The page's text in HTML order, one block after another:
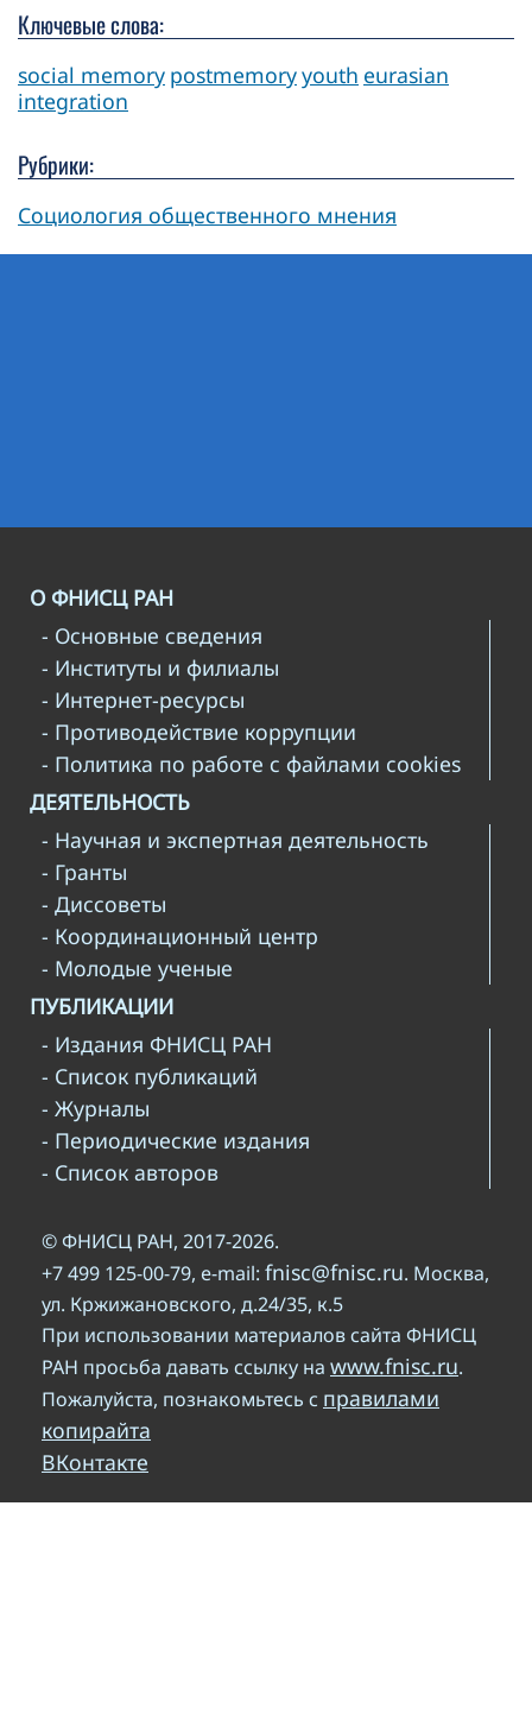
Ключевые слова:
social memory postmemoryyouth eurasian
integration
Рубрики:
Социология общественного мнения
О ФНИСЦ РАН
- Основные сведения
- Институты и филиалы
- Интернет-ресурсы
- Противодействие коррупции
- Политика по работе с файлами cookies
ДЕЯТЕЛЬНОСТЬ
- Научная и экспертная деятельность
- Гранты
- Диссоветы
- Координационный центр
- Молодые ученые
ПУБЛИКАЦИИ
- Издания ФНИСЦ РАН
- Список публикаций
- Журналы
- Периодические издания
- Список авторов
© ФНИСЦ РАН, 2017-2026.
+7 499 125-00-79, e-mail: fnisc@fnisc.ru. Москва,
ул. Кржижановского, д.24/35, к.5
При использовании материалов сайта ФНИСЦ
РАН просьба давать ссылку на www.fnisc.ru.
Пожалуйста, познакомьтесь с правилами
копирайта
ВКонтакте